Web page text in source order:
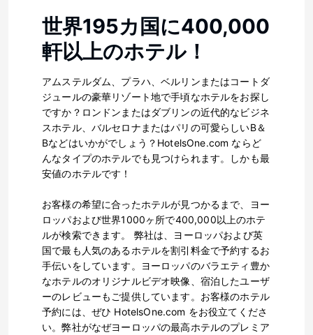
世界195カ国に400,000
軒以上のホテル！
アムステルダム、プラハ、ベルリンまたはコートダ
ジュールの豪華リゾート地で手頃なホテルをお探し
ですか？ロンドンまたはダブリンの近代的なビジネ
スホテル、バルセロナまたはパリの可愛らしいB＆
Bなどはいかがでしょう？HotelsOne.com ならど
んなタイプのホテルでも見つけられます。しかも最
安値のホテルです！
お客様の希望に合ったホテルが見つかるまで、ヨー
ロッパおよび世界1000ヶ所で400,000以上のホテ
ルが検索できます。 弊社は、ヨーロッパおよび英
国で最も人気のあるホテルを割引料金で予約するお
手伝いをしています。ヨーロッパのバラエティ豊か
なホテルのオリジナルビデオ映像、宿泊したユーザ
ーのレビューもご提供しています。お客様のホテル
予約には、ぜひ HotelsOne.com をお役立てくださ
い。弊社がなぜヨーロッパの最高ホテルのプレミア